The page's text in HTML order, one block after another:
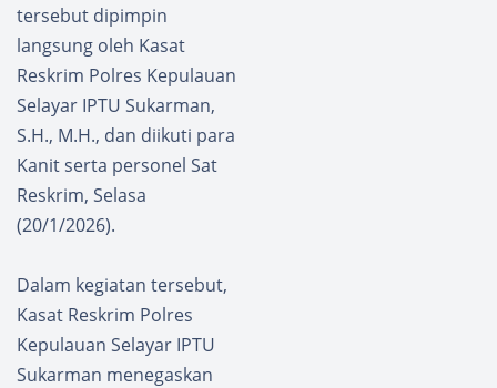
tersebut dipimpin
langsung oleh Kasat
Reskrim Polres Kepulauan
Selayar IPTU Sukarman,
S.H., M.H., dan diikuti para
Kanit serta personel Sat
Reskrim, Selasa
(20/1/2026).
Dalam kegiatan tersebut,
Kasat Reskrim Polres
Kepulauan Selayar IPTU
Sukarman menegaskan